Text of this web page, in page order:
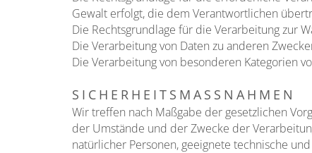
Gewalt erfolgt, die dem Verantwortlichen
Die Rechtsgrundlage für die Verarbeitung zur
Die Verarbeitung von Daten zu anderen
Die Verarbeitung von besonderen Kategorien
SICHERHEITSMASSNAHMEN
Wir treffen nach Maßgabe der gesetzlichen
der Umstände und der Zwecke der
natürlicher Personen, geeignete technische